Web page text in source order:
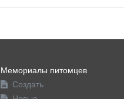
Мемориалы питомцев
Создать